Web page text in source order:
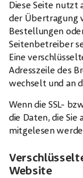
Diese Seite nutzt
der Übertragung
Bestellungen
Seitenbetreiber
Eine
Adresszeile des
wechselt und an
Wenn die SSL-
die Daten, die
mitgelesen
Website